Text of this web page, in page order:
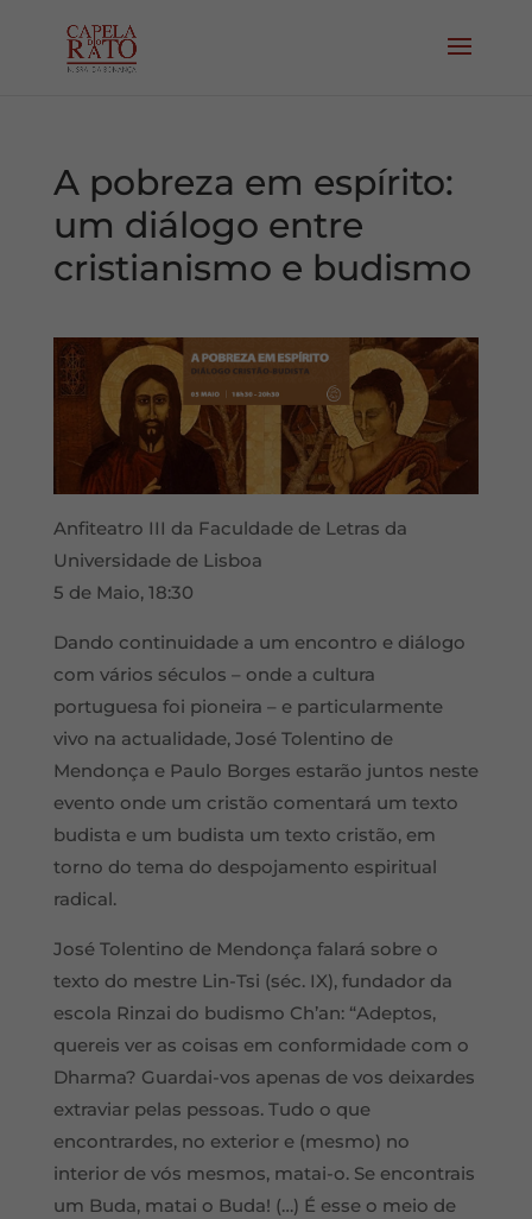
A pobreza em espírito:
um diálogo entre
cristianismo e budismo
Anfiteatro III da Faculdade de Letras da
Universidade de Lisboa
5 de Maio, 18:30
Dando continuidade a um encontro e diálogo
com vários séculos – onde a cultura
portuguesa foi pioneira – e particularmente
vivo na actualidade, José Tolentino de
Mendonça e Paulo Borges estarão juntos neste
evento onde um cristão comentará um texto
budista e um budista um texto cristão, em
torno do tema do despojamento espiritual
radical.
José Tolentino de Mendonça falará sobre o
texto do mestre Lin-Tsi (séc. IX), fundador da
escola Rinzai do budismo Ch’an: “Adeptos,
quereis ver as coisas em conformidade com o
Dharma? Guardai-vos apenas de vos deixardes
extraviar pelas pessoas. Tudo o que
encontrardes, no exterior e (mesmo) no
interior de vós mesmos, matai-o. Se encontrais
um Buda, matai o Buda! (…) É esse o meio de